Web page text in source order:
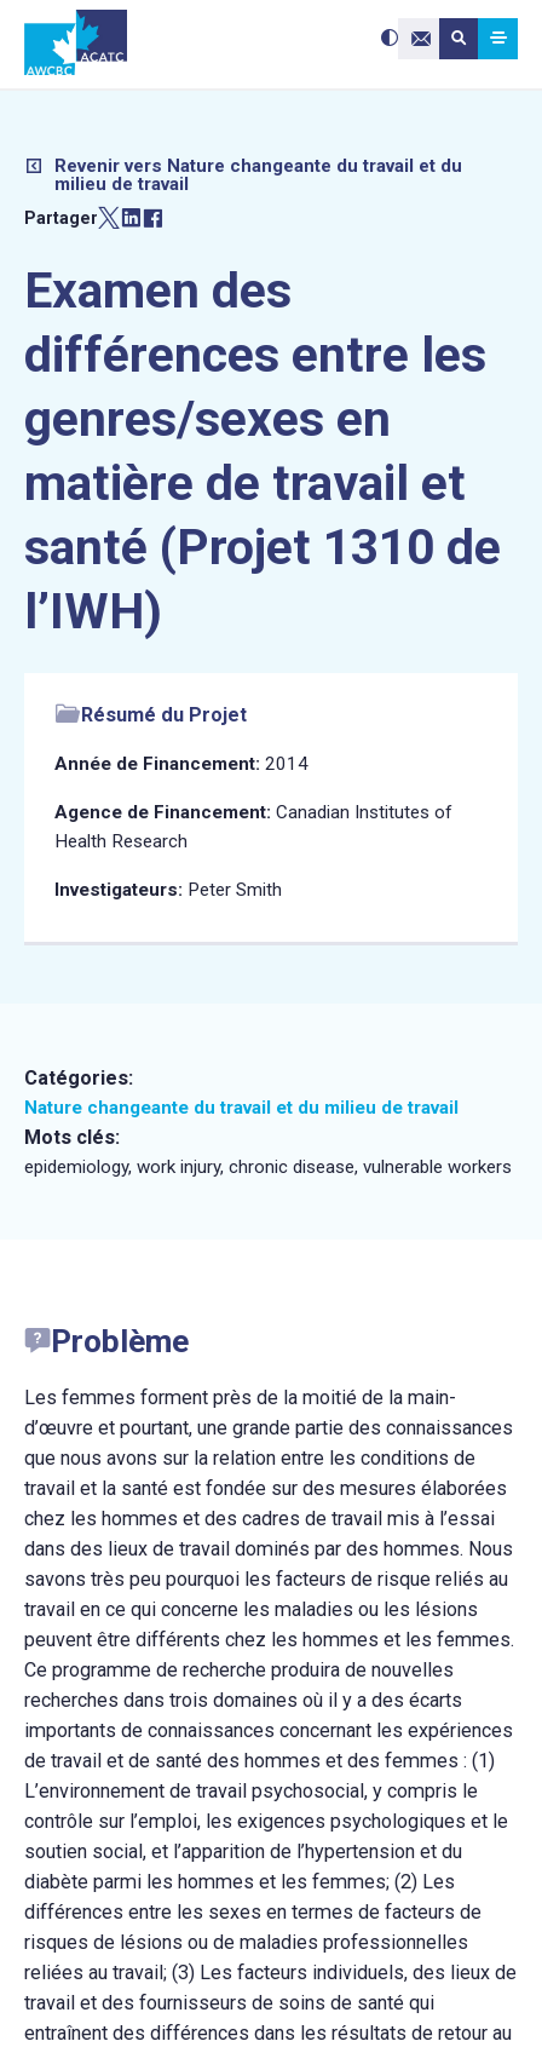
Contactez-
Search site:
Submit
Utilisez
les
flèches
haut
servir
de
gestes
Revenir vers Nature changeante du travail et du
milieu de travail
Partager
Examen des
différences entre les
genres/sexes en
matière de travail et
santé (Projet 1310 de
l’IWH)
Résumé du Projet
Année de Financement: 2014
Agence de Financement: Canadian Institutes of
Health Research
Investigateurs: Peter Smith
Catégories:
Nature changeante du travail et du milieu de travail
Mots clés:
epidemiology, work injury, chronic disease, vulnerable workers
Problème
Les femmes forment près de la moitié de la main-
d’œuvre et pourtant, une grande partie des connaissances
que nous avons sur la relation entre les conditions de
travail et la santé est fondée sur des mesures élaborées
chez les hommes et des cadres de travail mis à l’essai
dans des lieux de travail dominés par des hommes. Nous
savons très peu pourquoi les facteurs de risque reliés au
travail en ce qui concerne les maladies ou les lésions
peuvent être différents chez les hommes et les femmes.
Ce programme de recherche produira de nouvelles
recherches dans trois domaines où il y a des écarts
importants de connaissances concernant les expériences
de travail et de santé des hommes et des femmes : (1)
L’environnement de travail psychosocial, y compris le
contrôle sur l’emploi, les exigences psychologiques et le
soutien social, et l’apparition de l’hypertension et du
diabète parmi les hommes et les femmes; (2) Les
différences entre les sexes en termes de facteurs de
risques de lésions ou de maladies professionnelles
reliées au travail; (3) Les facteurs individuels, des lieux de
travail et des fournisseurs de soins de santé qui
entraînent des différences dans les résultats de retour au